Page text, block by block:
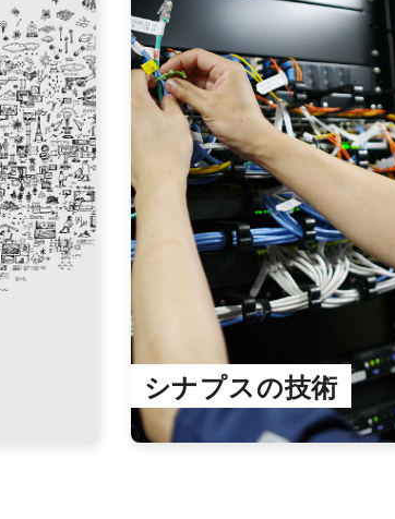
シナプスの技術
シナプスの技術力
シナプス技術者ブログ
座談会
職種紹介
スタッフ紹介
スタッフブログ
採用情報
採用エントリー